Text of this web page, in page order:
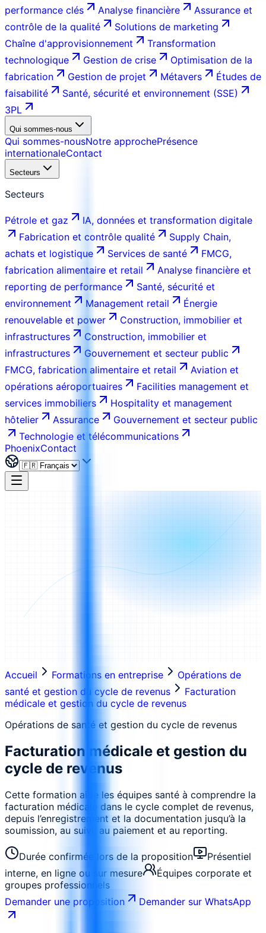
performance clés
Analyse financière
Assurance et
contrôle de la qualité
Solutions de marketing
Chaîne d'approvisionnement
Transformation
technologique
Gestion de crise
Optimisation de la
fabrication
Gestion de projet Métavers
Études de
faisabilité
Santé, sécurité et environnement (SSE)
3PL
Qui sommes-nous
Qui sommes-nousNotre approchePrésence
internationaleContact
Secteurs
Secteurs
Pétrole et gaz
IA, données et transformation digitale
Fabrication et contrôle qualité
Supply Chain,
achats et logistique
Services de santé
FMCG,
fabrication alimentaire et retail
Analyse financière et
reporting de performance
Santé, sécurité et
environnement
Management retail
Énergie
renouvelable et power
Construction, immobilier et
infrastructures
Construction, immobilier et
infrastructures
Gouvernement et secteur public
FMCG, fabrication alimentaire et retail
Aviation et
opérations aéroportuaires
Facilities management et
services immobiliers
Hospitality et management
hôtelier
Assurance
Gouvernement et secteur public
Technologie et télécommunications
PhoenixContact
Accueil Formations en entreprise
Opérations de
santé et gestion du cycle de revenus
Facturation
médicale et gestion du cycle de revenus
Opérations de santé et gestion du cycle de revenus
Facturation médicale et gestion du
cycle de revenus
Cette formation aide les équipes santé à comprendre la
facturation médicale dans le cycle complet de revenus,
depuis l’enregistrement et la documentation jusqu’à la
soumission, au suivi, au paiement et au reporting.
Durée confirmée lors de la proposition
Présentiel
interne, en ligne ou sur mesure
Équipes corporate et
groupes professionnels
Demander une proposition
Demander sur WhatsApp